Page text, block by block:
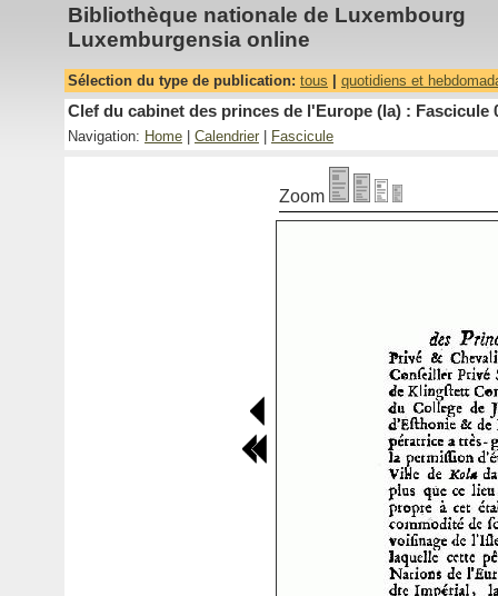
Bibliothèque nationale de Luxembourg
Luxemburgensia online
Sélection du type de publication: tous quotidiens et
Clef du cabinet des princes de l'Europe (la) : Fascicule
Navigation: Home Calendrier Fascicule
Zoom